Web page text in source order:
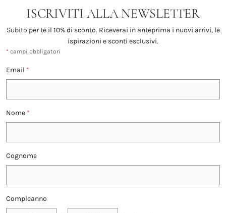
ISCRIVITI ALLA NEWSLETTER
Subito per te il 10% di sconto. Riceverai in anteprima i nuovi arrivi, le
ispirazioni e sconti esclusivi.
* campi obbligatori
Email *
Nome *
Cognome
Compleanno